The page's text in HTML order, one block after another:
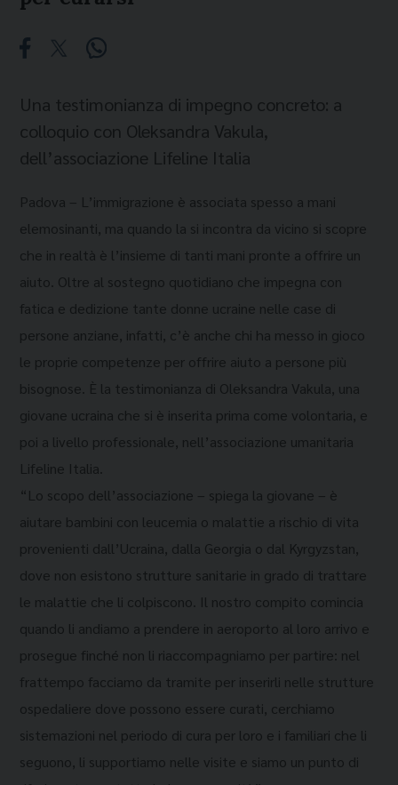
Una testimonianza di impegno concreto: a
colloquio con Oleksandra Vakula,
dell’associazione Lifeline Italia
Padova – L’immigrazione è associata spesso a mani
elemosinanti, ma quando la si incontra da vicino si scopre
che in realtà è l’insieme di tanti mani pronte a offrire un
aiuto. Oltre al sostegno quotidiano che impegna con
fatica e dedizione tante donne ucraine nelle case di
persone anziane, infatti, c’è anche chi ha messo in gioco
le proprie competenze per offrire aiuto a persone più
bisognose. È la testimonianza di Oleksandra Vakula, una
giovane ucraina che si è inserita prima come volontaria, e
poi a livello professionale, nell’associazione umanitaria
Lifeline Italia.
“Lo scopo dell’associazione – spiega la giovane – è
aiutare bambini con leucemia o malattie a rischio di vita
provenienti dall’Ucraina, dalla Georgia o dal Kyrgyzstan,
dove non esistono strutture sanitarie in grado di trattare
le malattie che li colpiscono. Il nostro compito comincia
quando li andiamo a prendere in aeroporto al loro arrivo e
prosegue finché non li riaccompagniamo per partire: nel
frattempo facciamo da tramite per inserirli nelle strutture
ospedaliere dove possono essere curati, cerchiamo
sistemazioni nel periodo di cura per loro e i familiari che li
seguono, li supportiamo nelle visite e siamo un punto di